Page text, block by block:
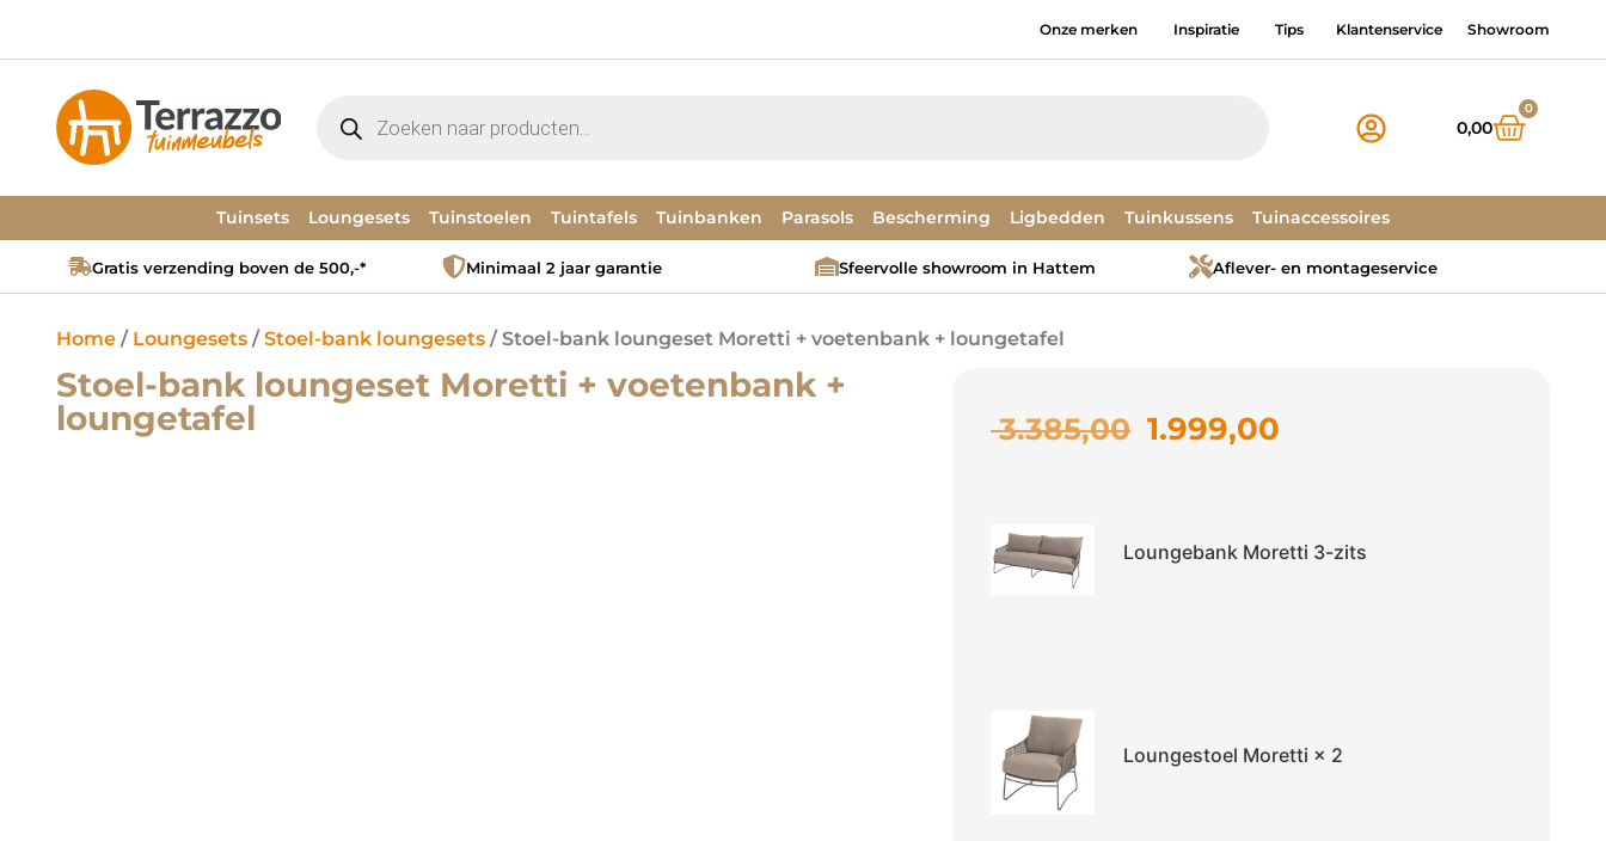
Onze merken Inspiratie Tips Klantenservice Showroom
0,00
0
Tuinsets Loungesets Tuinstoelen Tuintafels Tuinbanken Parasols Bescherming Ligbedden Tuinkussens Tuinaccessoires
Gratis verzending boven de 500,-* Minimaal 2 jaar garantie Sfeervolle showroom in Hattem Aflever- en montageservice
Home / Loungesets /Stoel-bank loungesets / Stoel-bank loungeset Moretti + voetenbank + loungetafel
Stoel-bank loungeset Moretti + voetenbank +
loungetafel
3.385,00 1.999,00
Loungebank Moretti 3-zits
Loungestoel Moretti × 2